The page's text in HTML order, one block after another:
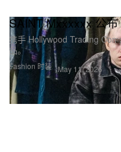
Fashion 时装
SAINT Mxxxxxx 公
携手 Hollywood Trading
品。
May 11, 2026